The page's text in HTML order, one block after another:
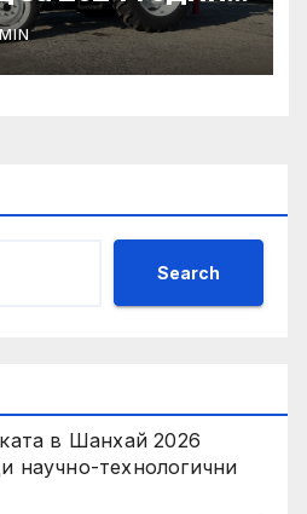
на
напредък в
Search
в Шанхай 2026
научно-технологични